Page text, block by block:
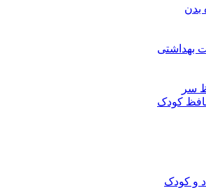
بدن
بهداشتی
سر
کودک
و کودک